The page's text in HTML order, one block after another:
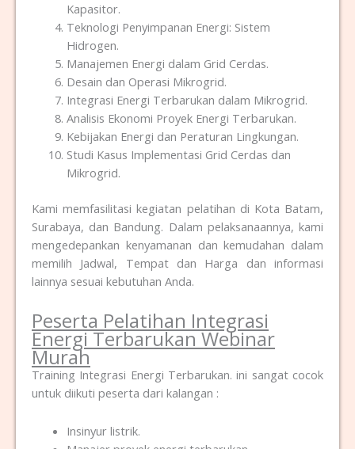
Kapasitor.
Teknologi Penyimpanan Energi: Sistem
Hidrogen.
Manajemen Energi dalam Grid Cerdas.
Desain dan Operasi Mikrogrid.
Integrasi Energi Terbarukan dalam Mikrogrid.
Analisis Ekonomi Proyek Energi Terbarukan.
Kebijakan Energi dan Peraturan Lingkungan.
Studi Kasus Implementasi Grid Cerdas dan
Mikrogrid.
Kami memfasilitasi kegiatan pelatihan di Kota Batam,
Surabaya, dan Bandung. Dalam pelaksanaannya, kami
mengedepankan kenyamanan dan kemudahan dalam
memilih Jadwal, Tempat dan Harga dan informasi
lainnya sesuai kebutuhan Anda.
Peserta Pelatihan Integrasi
Energi Terbarukan Webinar
Murah
Training Integrasi Energi Terbarukan. ini sangat cocok
untuk diikuti peserta dari kalangan :
Insinyur listrik.